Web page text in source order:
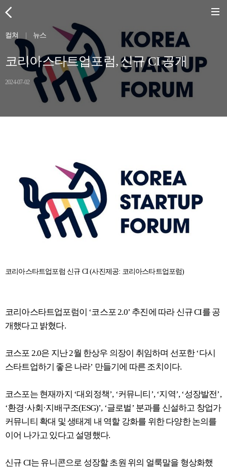
컬쳐 뉴스
코리아스타트업포럼, 신규 CI 공개
2024-07-02
코리아스타트업포럼 신규 CI (사진제공: 코리아스타트업포럼)
코리아스타트업포럼이 ‘코스포2.0’ 추진에 따라 신규CI를 공
개했다고 밝혔다.
코스포 2.0은 지난2월 한상우 의장이 취임하며 선포한‘다시
스타트업하기 좋은 나라’ 만들기에 따른 조치이다.
코스포는 현재까지 ‘대외정책’, ‘커뮤니티 ’, ‘지역’, ‘성장발전’,
‘환경 ·사회 ·지배구조(ESG)’, ‘글로벌’ 분과를 신설하고 창업가
커뮤니티 확대 및 생태계 내 역할 강화를 위한 다양한 논의를
이어 나가고 있다고 설명했다.
신규 CI는 유니콘으로 성장할 초원 위의 얼룩말을 형상화했